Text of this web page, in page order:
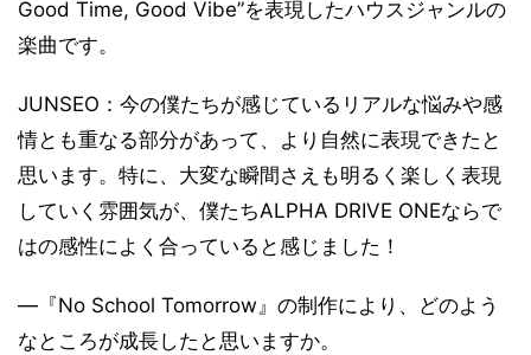
Good Time, Good Vibe”を表現したハウスジャンルの
楽曲です。
JUNSEO：今の僕たちが感じているリアルな悩みや感
情とも重なる部分があって、より自然に表現できたと
思います。特に、大変な瞬間さえも明るく楽しく表現
していく雰囲気が、僕たちALPHA DRIVE ONEならで
はの感性によく合っていると感じました！
―『No School Tomorrow』の制作により、どのよう
なところが成長したと思いますか。